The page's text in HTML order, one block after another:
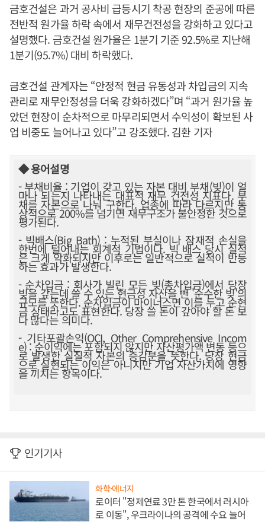
금호건설은 과거 공사비 급등시기 착공 현장의 준공에 따른
전반적 원가율 하락 속에서 재무건전성을 강화하고 있다고
설명했다. 금호건설 원가율은 1분기 기준 92.5%로 지난해
1분기(95.7%) 대비 하락했다.
금호건설 관계자는 “안정적 현금 유동성과 차입금의 지속
관리로 재무안정성을 더욱 강화하겠다”며 “과거 원가율 높
았던 현장이 순차적으로 마무리되면서 수익성이 확보된 사
업 비중도 늘어나고 있다”고 강조했다. 김환 기자
◆ 용어설명
- 부채비율 : 기업이 갖고 있는 자본 대비 부채(빚)이 얼
마나 되는지 나타내는 대표적 재무 건전성 지표다. 부
채를 자본으로 나눠 구한다. 업종에 따라 다르지만 통
상적으로 200%를 넘기면 재무구조가 불안정한 것으로
평가된다.
- 빅배스(Big Bath) : 누적된 부실이나 잠재적 손실을
한번에 털어내는 회계적 기법이다. 빅 배스 당시 실적
은 크게 악화되지만 이후로는 일반적으로 실적이 반등
하는 효과가 발생한다.
- 순차입금 : 회사가 빌린 모든 빚(총차입금)에서 당장
빚을 갚는데 쓸 수 있는 현금성 자산을 뺀 '순수한 빚'의
규모를 뜻한다. 순차입금이 마이너스면 이를 두고 순현
금 상태라고도 표현한다. 당장 쓸 돈이 갚아야 할 돈 보
다 많다는 의미다.
- 기타포괄손익(OCI, Other Comprehensive Incom
e) : 순이익에는 포함되지 않지만 자산평가액 변동 등으
로 발생한 실질적 자본의 증감분을 뜻한다. 당장 현금
으로 실현되는 이익은 아니지만 기업 자산가치에 영향
을 끼치는 항목이다.
인기기사
화학·에너지
로이터 "정제연료 3만 톤 한국에서 러시아
로 이동", 우크라이나의 공격에 수요 늘어